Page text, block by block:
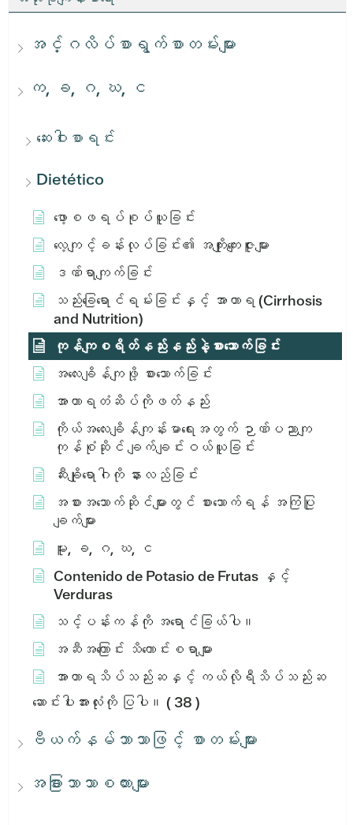
အင်္ဂလိပ်စာရွက်စာတမ်းများ
က, ခ, ဂ, ဃ, င
ဆေးဝါးစာရင်း
Dietético
ဖော့စဖရပ်စုပ်ယူခြင်း
လေ့ကျင့်ခန်းလုပ်ခြင်း၏ အကျိုးကျေးဇူးများ
ဒဏ်ရာကျက်ခြင်း
သည်းခြေရောင်ရမ်းခြင်းနှင့် အာဟာရ (Cirrhosis
and Nutrition)
ကုန်ကျစရိတ်နည်းနည်းနဲ့စားသောက်ခြင်း
အလေးချိန်ကျဖို့ စားသောက်ခြင်း
အာဟာရတံဆိပ်ကိုဖတ်နည်း
ကိုယ်အလေးချိန်ကျန်းမာရေးအတွက် ဉာဏ်ပညာကျ
ကုန်စုံဆိုင် ချက်ချင်းဝယ်ယူခြင်း
ဆီးချိုရောဂါကို နားလည်ခြင်း
အစားအသောက်ဆိုင်များတွင် စားသောက်ရန် အကြံပြု
ချက်များ
မူး, ခ, ဂ, ဃ, င
Contenido de Potasio de Frutas နှင့်
Verduras
သင့်ပန်းကန်ကို အရောင်ခြယ်ပါ။
အဆီအကြောင်း သိကောင်းစရာများ
အာဟာရသိပ်သည်းဆနှင့် ကယ်လိုရီသိပ်သည်းဆ
ဆောင်းပါးအားလုံးကို ပြပါ။ ( 38 )
ဗီယက်နမ်ဘာသာဖြင့် စာတမ်းများ
အခြားဘာသာစကားများ